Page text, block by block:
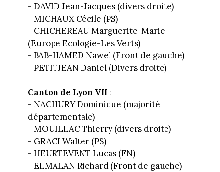
- DAVID Jean-Jacques (divers droite)
- MICHAUX Cécile (PS)
- CHICHEREAU Marguerite-Marie
(Europe Ecologie-Les Verts)
- BAB-HAMED Nawel (Front de gauche)
- PETITJEAN Daniel (Divers droite)
Canton de Lyon VII :
- NACHURY Dominique (majorité
départementale)
- MOUILLAC Thierry (divers droite)
- GRACI Walter (PS)
- HEURTEVENT Lucas (FN)
- ELMALAN Richard (Front de gauche)